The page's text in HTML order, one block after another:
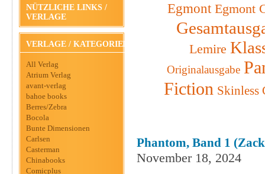
NÜTZLICHE LINKS /
VERLAGE
VERLAGE / KATEGORIEN
All Verlag
Atrium Verlag
avant-verlag
bahoe books
Berres/Zebra
Bocola
Bunte Dimensionen
Carlsen
Casterman
Chinabooks
Comicplus
Egmont Egmont
Lemire
Originalausgabe
Fiction Skinless
Phantom, Band 1
November 18, 2024